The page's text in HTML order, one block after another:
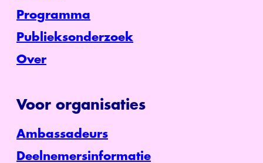
Programma
Publieksonderzoek
Over
Voor organisaties
Ambassadeurs
Deelnemersinformatie